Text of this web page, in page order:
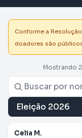
Conforme a
doadores são
Mostrando
Celia M.